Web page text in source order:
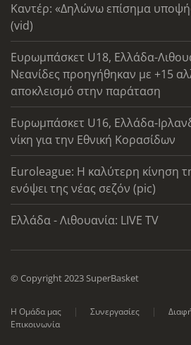
Καντέρ: «Δηλώνω επίσημα
(vid)
Ευρωμπάσκετ U18, Ελλάδα-
Νεανίδες προηγήθηκαν με +15
αποκλεισμό στην παράταση
Ευρωμπάσκετ U16, Ελλάδα-
νίκη για την Εθνική Κορασίδων
Euroleague: Η καλύτερη κίνηση
ενόψει της νέας σεζόν (pic)
Ελλάδα - Λιθουανία: LIVE TV
© Copyright 2023 SuperBasket
Η Ομάδα μας Συνεργασίες
Επικοινωνία